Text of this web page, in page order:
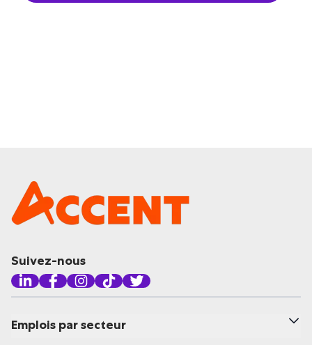
Suivez-nous
Emplois par secteur